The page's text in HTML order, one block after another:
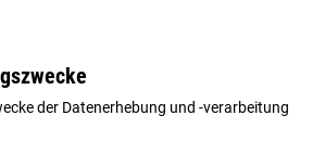
der Datenerhebung und -verarbeitung